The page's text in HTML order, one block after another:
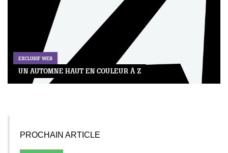
EXCLUSIF WEB
UN AUTOMNE HAUT EN COULEUR À Z
PROCHAIN ARTICLE